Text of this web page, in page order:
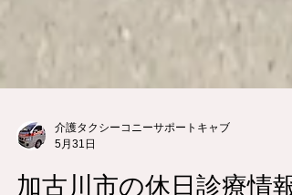
介護タクシーコニーサポートキャブ
5月31日